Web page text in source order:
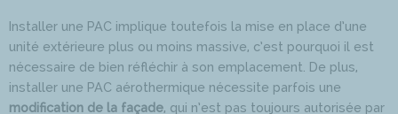
Installer une PAC implique toutefois la mise en place d’une
unité extérieure plus ou moins massive, c’est pourquoi il est
nécessaire de bien réfléchir à son emplacement. De plus,
installer une PAC aérothermique nécessite parfois une
modification de la façade, qui n’est pas toujours autorisée par